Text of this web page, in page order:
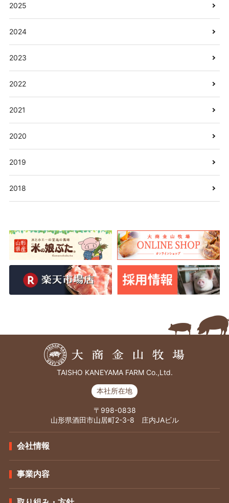
2025
2024
2023
2022
2021
2020
2019
2018
TAISHO KANEYAMA FARM Co.,Ltd.
本社所在地
〒998-0838
山形県酒田市山居町2-3-8 庄内JAビル
会社情報
事業内容